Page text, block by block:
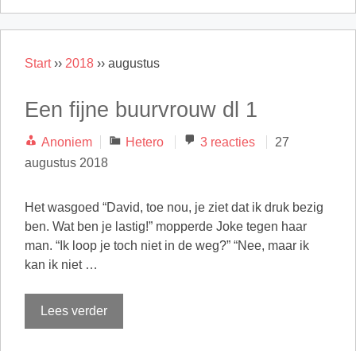
Start›› 2018 ›› augustus
Een fijne buurvrouw dl 1
Anoniem Categorieën
Hetero 3 reacties
27
augustus 2018
Het wasgoed “David, toe nou, je ziet dat ik druk bezig
ben. Wat ben je lastig!” mopperde Joke tegen haar
man. “Ik loop je toch niet in de weg?” “Nee, maar ik
kan ik niet …
Lees verder